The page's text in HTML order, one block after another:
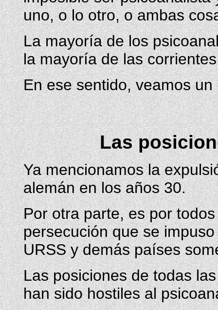
uno, o lo otro, o ambas
La mayoría de los
la mayoría de las
En ese sentido, veamos
Las
Ya mencionamos la
alemán en los años 30.
Por otra parte, es por
persecución que se
URSS y demás países
Las posiciones de todas
han sido hostiles al